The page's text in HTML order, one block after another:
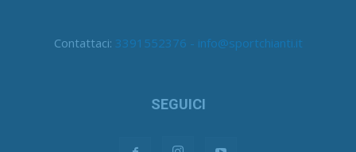
Contattaci: 3391552376 - info@sportchianti.it
SEGUICI